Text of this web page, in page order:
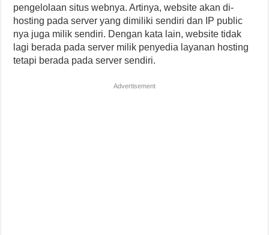
pengelolaan situs webnya. Artinya, website akan di-
hosting pada server yang dimiliki sendiri dan IP public
nya juga milik sendiri. Dengan kata lain, website tidak
lagi berada pada server milik penyedia layanan hosting
tetapi berada pada server sendiri.
Advertisement